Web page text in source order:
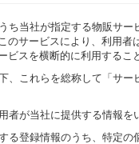
ち当社が指定する物販サ
サービスにより、利用
スを横断的に利用するこ
、これらを総称して「サ
者が当社に提供する情報を
る登録情報のうち、特定